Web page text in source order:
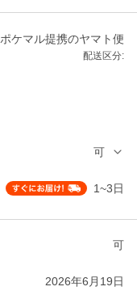
ポケマル提携のヤマト便
配送区分:
可
1~3日
可
2026年6月19日